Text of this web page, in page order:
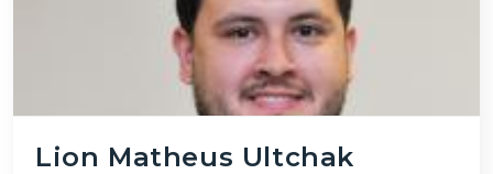
Lion Matheus Ultchak